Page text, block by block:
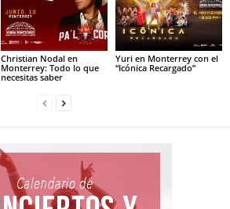
Christian Nodal en
Monterrey: Todo lo que
necesitas saber
Yuri en Monterrey con el
“Icónica Recargado”